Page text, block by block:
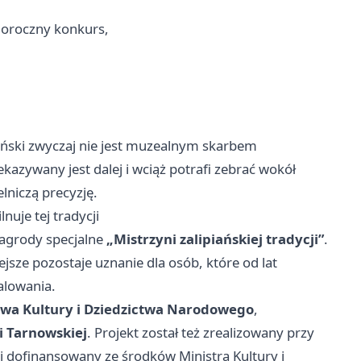
konkurs,
zwyczaj nie jest muzealnym skarbem
jest dalej i wciąż potrafi zebrać wokół
precyzję.
tej tradycji
specjalne „Mistrzyni zalipiańskiej tradycji”.
pozostaje uznanie dla osób, które od lat
Kultury i Dziedzictwa Narodowego,
Tarnowskiej. Projekt został też zrealizowany przy
ze środków Ministra Kultury i